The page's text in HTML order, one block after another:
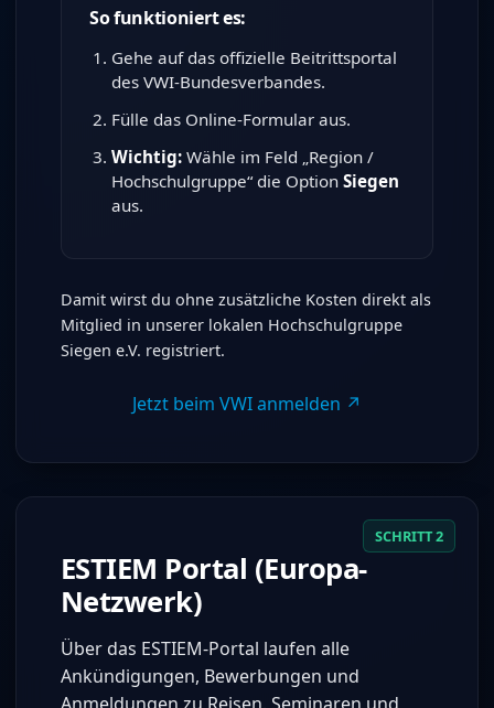
So funktioniert es:
Gehe auf das offizielle Beitrittsportal
des VWI-Bundesverbandes.
Fülle das Online-Formular aus.
Wichtig: Wähle im Feld „Region /
Hochschulgruppe“ die Option Siegen
aus.
Damit wirst du ohne zusätzliche Kosten direkt als
Mitglied in unserer lokalen Hochschulgruppe
Siegen e.V. registriert.
Jetzt beim VWI anmelden ↗
SCHRITT 2
ESTIEM Portal (Europa-
Netzwerk)
Über das ESTIEM-Portal laufen alle
Ankündigungen, Bewerbungen und